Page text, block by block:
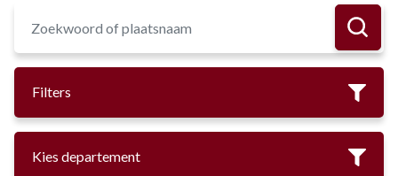
Filters
Kies departement